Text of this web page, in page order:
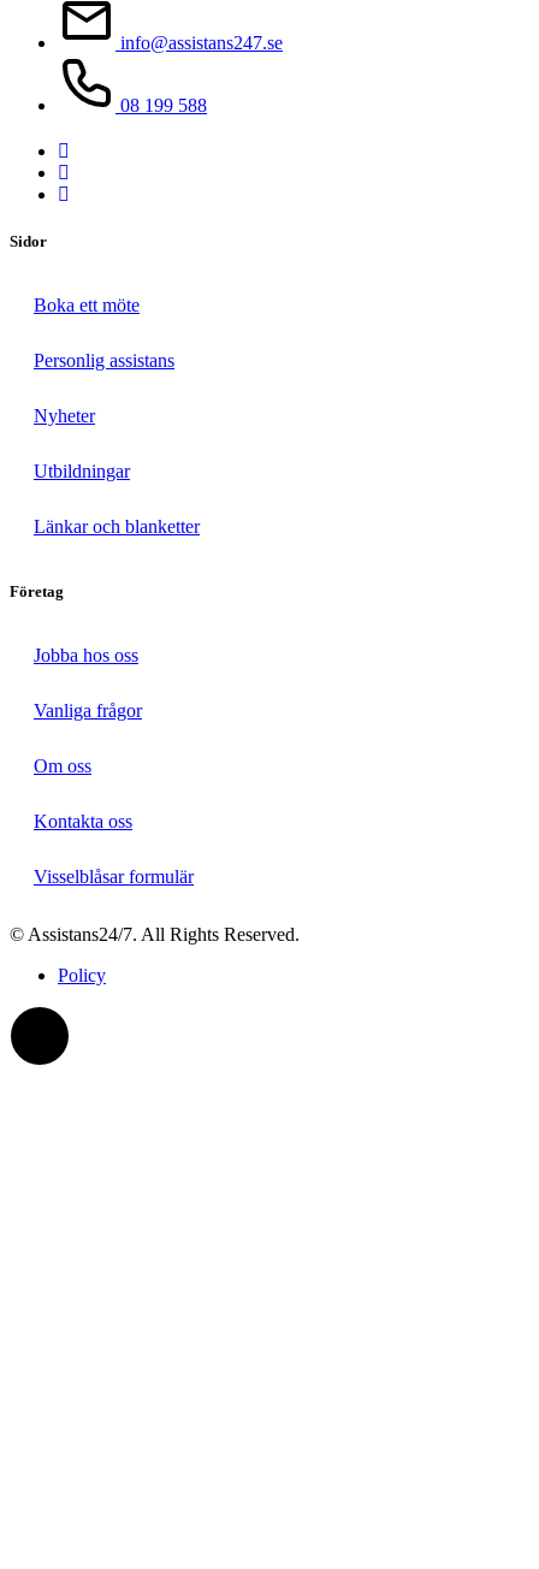
info@assistans247.se
08 199 588
Sidor
Boka ett möte
Personlig assistans
Nyheter
Utbildningar
Länkar och blanketter
Företag
Jobba hos oss
Vanliga frågor
Om oss
Kontakta oss
Visselblåsar formulär
© Assistans24/7. All Rights Reserved.
Policy